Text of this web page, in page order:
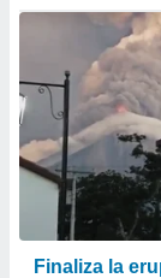
Finaliza la